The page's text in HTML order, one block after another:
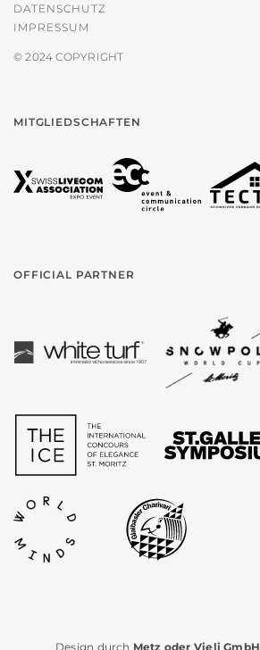
DATENSCHUTZ
IMPRESSUM
© 2024 COPYRIGHT
MITGLIEDSCHAFTEN
OFFICIAL PARTNER
Design durch Metz oder Vieli GmbH